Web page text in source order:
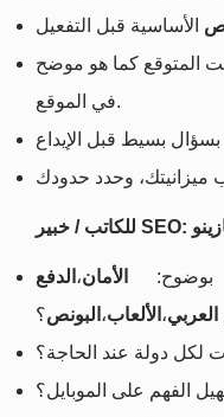
المتوقع كما هو موضح
في الموقع.
الأمان، الدفع
العربي، الألعاب، البونص؟
لكل دولة عند الحاجة؟
الفهم على الموبايل؟